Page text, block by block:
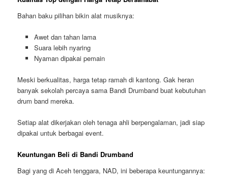
Bahan baku pilihan bikin alat musiknya:
Awet dan tahan lama
Suara lebih nyaring
Nyaman dipakai pemain
Meski berkualitas, harga tetap ramah di kantong. Gak heran
banyak sekolah percaya sama Bandi Drumband buat kebutuhan
drum band mereka.
Setiap alat dikerjakan oleh tenaga ahli berpengalaman, jadi siap
dipakai untuk berbagai event.
Keuntungan Beli di Bandi Drumband
Bagi yang di Aceh tenggara, NAD, ini beberapa keuntungannya: